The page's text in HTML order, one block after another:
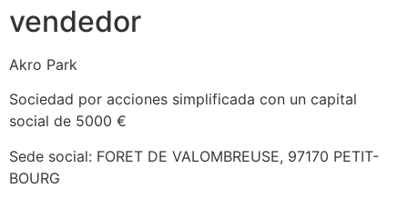
vendedor
Akro Park
Sociedad por acciones simplificada con un capital
social de 5000 €
Sede social: FORET DE VALOMBREUSE, 97170 PETIT-
BOURG